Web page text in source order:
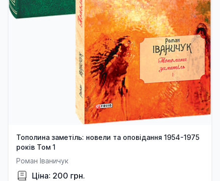
Тополина заметіль: новели та оповідання 1954-1975
років Том 1
Роман Іваничук
Ціна: 200 грн.